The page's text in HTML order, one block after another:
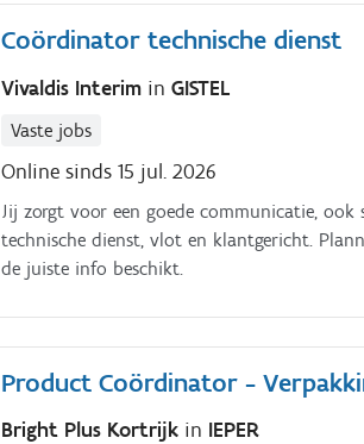
Coördinator technische dienst
Vivaldis Interim inGISTEL
Vaste jobs
Online sinds 15 jul. 2026
Jij zorgt voor een goede communicatie,
technische dienst, vlot en klantgericht.
de juiste info beschikt.
Product Coördinator -
Bright Plus Kortrijk in IEPER